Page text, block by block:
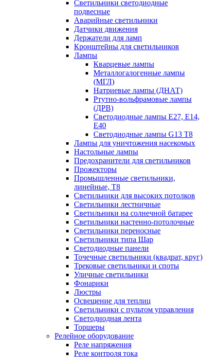
Cветильники светодиодные
подвесные
Аварийные светильники
Датчики движения
Держатели для ламп
Кронштейны для светильников
Лампы
Кварцевые лампы
Металлогалогенные лампы
(МГЛ)
Натриевые лампы (ДНАТ)
Ртутно-вольфрамовые лампы
(ДРВ)
Светодиодные лампы E27, E14,
E40
Светодиодные лампы G13 Т8
Лампы для уничтожения насекомых
Настольные лампы
Предохранители для светильников
Прожекторы
Промышленные светильники,
линейные, Т8
Светильники для высоких потолков
Светильники лестничные
Светильники на солнечной батарее
Светильники настенно-потолочные
Светильники переносные
Светильники типа Шар
Светодиодные панели
Точечные светильники (квадрат, круг)
Трековые светильники и споты
Уличные светильники
Фонарики
Люстры
Освещение для теплиц
Светильники с пультом управления
Светодиодная лента
Торшеры
Релейное оборудование
Реле напряжения
Реле контроля тока